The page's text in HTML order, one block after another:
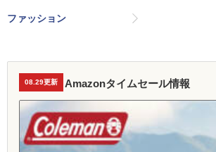
ファッション
08.29更新 Amazonタイムセール情報